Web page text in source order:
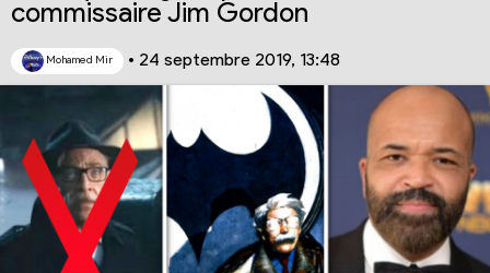
commissaire Jim Gordon
Mohamed Mir • 24 septembre 2019, 13:48